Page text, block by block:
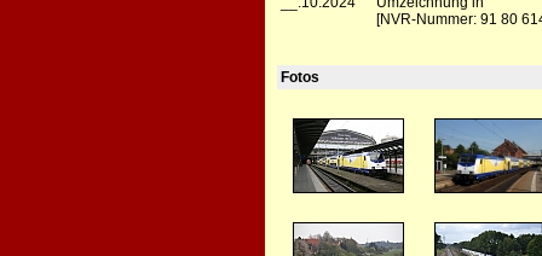
[NVR-Nummer: 91 80
Fotos